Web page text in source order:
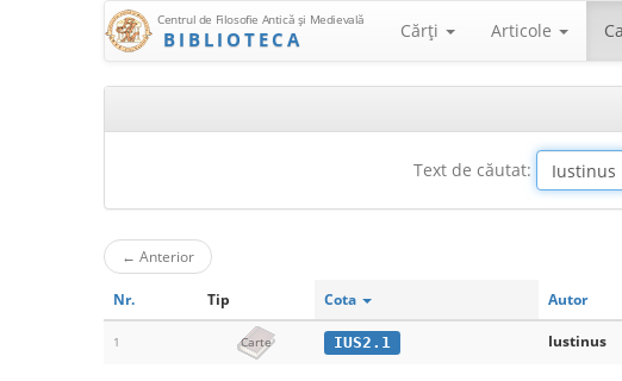
Centrul de Filosofie Antică şi Medievală
BIBLIOTECA Cărţi Articole
Text de căutat:
← Anterior
Nr. Tip Cota Autor
1 Carte IUS2.1 Iustinus